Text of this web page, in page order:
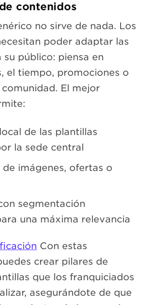
contenidos
no sirve de nada. Los
poder adaptar las
su público: piensa en
el tiempo, promociones o
El mejor
de las plantillas
la sede central
imágenes, ofertas o
segmentación
una máxima relevancia
Con estas
crear pilares de
que los franquiciados
asegurándote de que